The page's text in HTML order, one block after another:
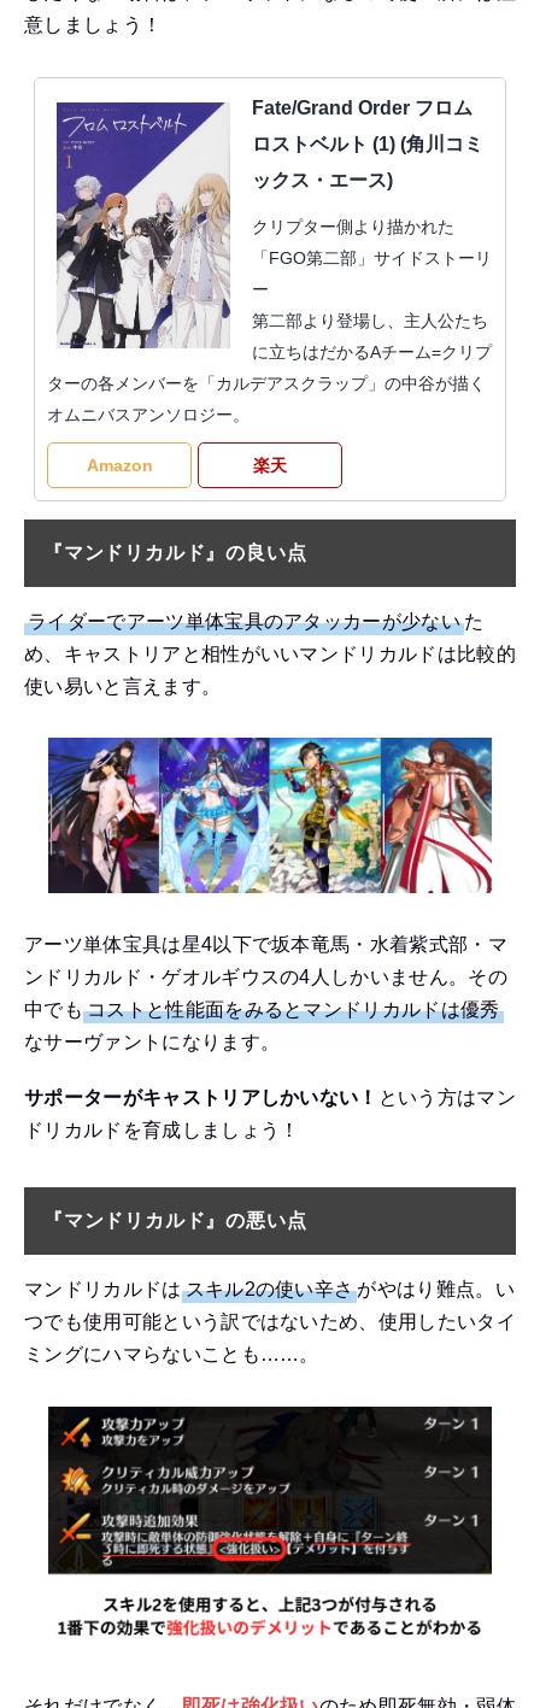
意しましょう！
Fate/Grand Order フロム
ロストベルト (1) (角川コミ
ックス・エース)
クリプター側より描かれた
「FGO第二部」サイドストーリ
ー
第二部より登場し、主人公たち
に立ちはだかるAチーム=クリプ
ターの各メンバーを「カルデアスクラップ」の中谷が描く
オムニバスアンソロジー。
Amazon 楽天
『マンドリカルド』の良い点
ライダーでアーツ単体宝具のアタッカーが少ない た
め、キャストリアと相性がいいマンドリカルドは比較的
使い易いと言えます。
アーツ単体宝具は星4以下で坂本竜馬・水着紫式部・マ
ンドリカルド・ゲオルギウスの4人しかいません。その
中でも コストと性能面をみるとマンドリカルドは優秀
なサーヴァントになります。
サポーターがキャストリアしかいない！ という方はマン
ドリカルドを育成しましょう！
『マンドリカルド』の悪い点
マンドリカルドは スキル2の使い辛さ がやはり難点。い
つでも使用可能という訳ではないため、使用したいタイ
ミングにハマらないことも……。